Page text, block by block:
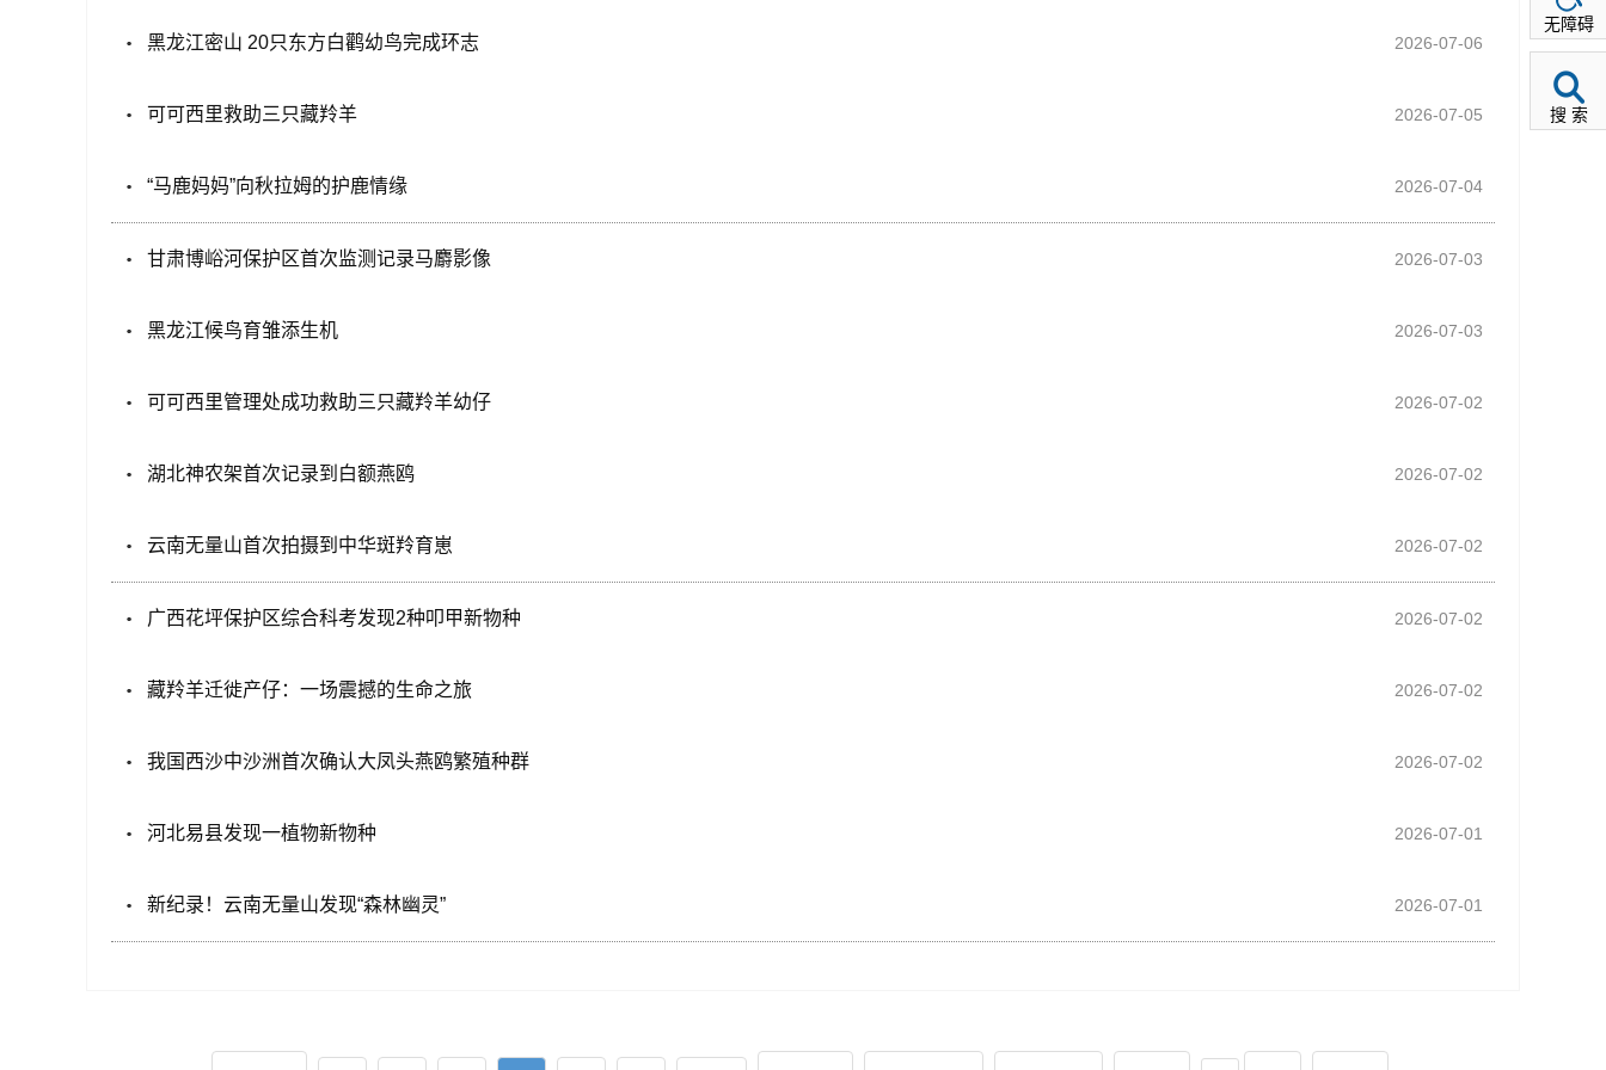
2026-07-06
黑龙江密山 20只东方白鹳幼鸟完成环志
2026-07-05
可可西里救助三只藏羚羊
2026-07-04
“马鹿妈妈”向秋拉姆的护鹿情缘
2026-07-03
甘肃博峪河保护区首次监测记录马麝影像
2026-07-03
黑龙江候鸟育雏添生机
2026-07-02
可可西里管理处成功救助三只藏羚羊幼仔
2026-07-02
湖北神农架首次记录到白额燕鸥
2026-07-02
云南无量山首次拍摄到中华斑羚育崽
2026-07-02
广西花坪保护区综合科考发现2种叩甲新物种
2026-07-02
藏羚羊迁徙产仔：一场震撼的生命之旅
2026-07-02
我国西沙中沙洲首次确认大凤头燕鸥繁殖种群
2026-07-01
河北易县发现一植物新物种
2026-07-01
新纪录！云南无量山发现“森林幽灵”
无障碍
搜 索